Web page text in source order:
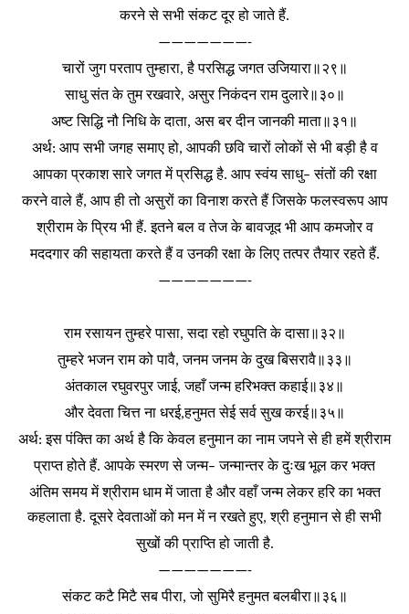
करने से सभी संकट दूर हो जाते हैं.
———————-
चारों जुग परताप तुम्हारा,है परसिद्ध जगत उजियारा॥२९॥
साधु संत के तुम रखवारे, असुर निकंदन राम दुलारे॥३०॥
अष्ट सिद्धि नौ निधि के दाता, अस बर दीन जानकी माता॥३१॥
अर्थ: आप सभी जगह समाए हो, आपकी छवि चारों लोकों से भी बड़ी है व
आपका प्रकाश सारे जगत में प्रसिद्ध है. आप स्वंय साधु–संतों की रक्षा
करने वाले हैं, आप ही तो असुरों का विनाश करते हैं जिसके फलस्वरूप आप
श्रीराम के प्रिय भी हैं.इतने बल व तेज के बावजूद भी आप कमजोर व
मददगार की सहायता करते हैं व उनकी रक्षा के लिए तत्पर तैयार रहते हैं.
———————-
राम रसायन तुम्हरे पासा,सदा रहो रघुपति के दासा॥३२॥
तुम्हरे भजन राम को पावै,जनम जनम के दुख बिसरावै॥३३॥
अंतकाल रघुवरपुर जाई,जहाँ जन्म हरिभक्त कहाई॥३४॥
और देवता चित्त ना धरई,हनुमत सेई सर्व सुख करई॥३५॥
अर्थ:इस पंक्ति का अर्थ है कि केवल हनुमान का नाम जपने से ही हमें श्रीराम
प्राप्त होते हैं. आपके स्मरण से जन्म–जन्मान्तर के दुःख भूल कर भक्त
अंतिम समय में श्रीराम धाम में जाता है और वहाँ जन्म लेकर हरि का भक्त
कहलाता है.दूसरे देवताओं को मन में न रखते हुए,श्री हनुमान से ही सभी
सुखों की प्राप्ति हो जाती है.
———————-
संकट कटै मिटै सब पीरा,जो सुमिरै हनुमत बलबीरा॥३६॥